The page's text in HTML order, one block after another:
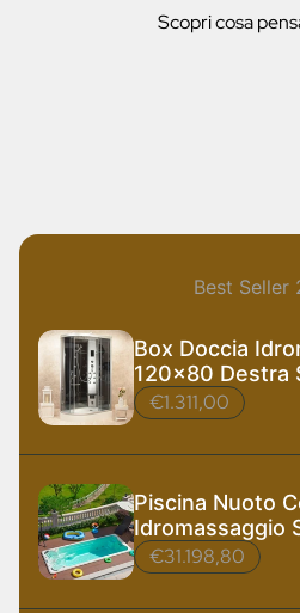
Scopri cosa
Best Seller
Box Doccia
120x80 Destra
e Ozono
€1.311,00
Piscina Nuoto
Idromassaggio
585x220 cm
€31.198,80